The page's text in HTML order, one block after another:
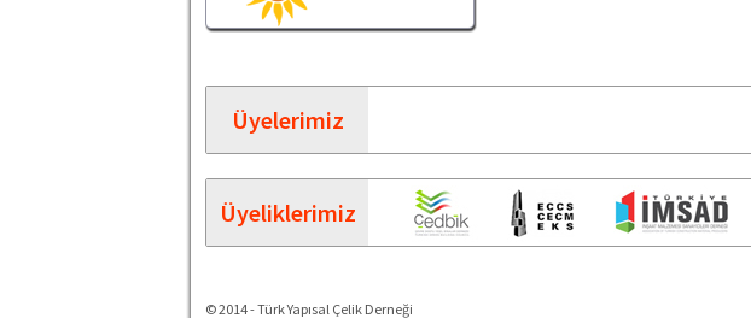
Üyelerimiz
Üyeliklerimiz
© 2014 - Türk Yapısal Çelik Derneği